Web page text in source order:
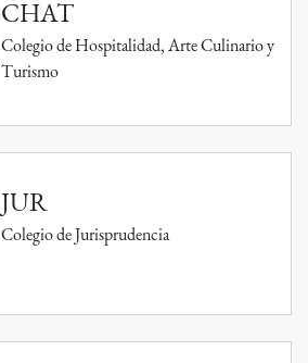
CHAT
Colegio de Hospitalidad, Arte Culinario y
Turismo
JUR
Colegio de Jurisprudencia